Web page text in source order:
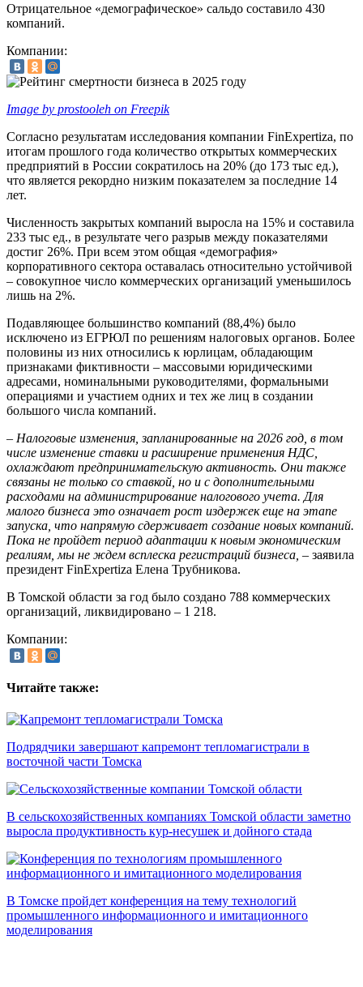
Отрицательное «демографическое» сальдо составило 430
компаний.
Компании:
Image by prostooleh on Freepik
Согласно результатам исследования компании FinExpertiza, по
итогам прошлого года количество открытых коммерческих
предприятий в России сократилось на 20% (до 173 тыс ед.),
что является рекордно низким показателем за последние 14
лет.
Численность закрытых компаний выросла на 15% и составила
233 тыс ед., в результате чего разрыв между показателями
достиг 26%. При всем этом общая «демография»
корпоративного сектора оставалась относительно устойчивой
– совокупное число коммерческих организаций уменьшилось
лишь на 2%.
Подавляющее большинство компаний (88,4%) было
исключено из ЕГРЮЛ по решениям налоговых органов. Более
половины из них относились к юрлицам, обладающим
признаками фиктивности – массовыми юридическими
адресами, номинальными руководителями, формальными
операциями и участием одних и тех же лиц в создании
большого числа компаний.
– Налоговые изменения, запланированные на 2026 год, в том
числе изменение ставки и расширение применения НДС,
охлаждают предпринимательскую активность. Они также
связаны не только со ставкой, но и с дополнительными
расходами на администрирование налогового учета. Для
малого бизнеса это означает рост издержек еще на этапе
запуска, что напрямую сдерживает создание новых компаний.
Пока не пройдет период адаптации к новым экономическим
реалиям, мы не ждем всплеска регистраций бизнеса, – заявила
президент FinExpertiza Елена Трубникова.
В Томской области за год было создано 788 коммерческих
организаций, ликвидировано – 1 218.
Компании:
Читайте также:
Подрядчики завершают капремонт тепломагистрали в
восточной части Томска
В сельскохозяйственных компаниях Томской области заметно
выросла продуктивность кур-несушек и дойного стада
В Томске пройдет конференция на тему технологий
промышленного информационного и имитационного
моделирования